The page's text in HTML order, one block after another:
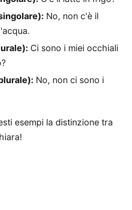
No, non c'è il
Ci sono i miei occhiali
No, non ci sono i
esempi la distinzione tra